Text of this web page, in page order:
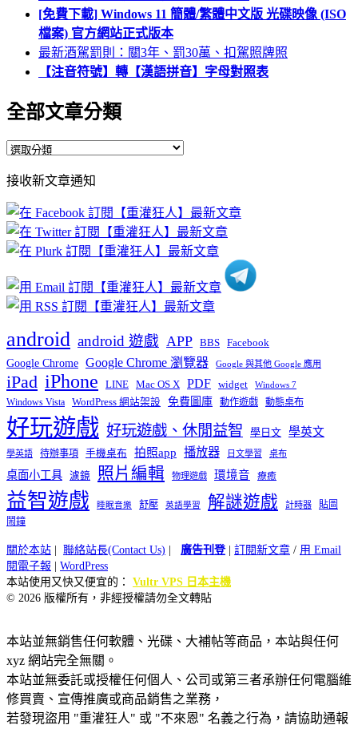
[免費下載] Windows 11 簡體/繁體中文版 光碟映像 (ISO
檔案) 官方網站正式版本
最新酒駕罰則：關3年、罰30萬、扣駕照牌照
【注音符號】轉【漢語拼音】字母對照表
全部文章分類
全
文
章
分
類
接收新文章通知
android android 遊戲 APP BBS Facebook
Google Chrome Google Chrome 瀏覽器 Google 與其他 Google 應用
iPad iPhone LINE Mac OS X PDF widget Windows 7
Windows Vista WordPress 網站架設 免費圖庫 動作遊戲 動態桌布
好玩遊戲 好玩遊戲、休閒益智 學日文 學英文
學英語 待辦事項 手機桌布 拍照app 播放器 日文學習 桌布
桌面小工具 濾鏡 照片編輯 物理遊戲 環境音 療癒
益智遊戲 睡眠音樂 舒壓 英語學習 解謎遊戲 計時器
貼圖
鬧鐘
關於本站 聯絡站長(Contact Us) 廣告刊登| 訂閱新文章 / 用 Email
閱電子報
WordPress
本站使用又快又便宜的： Vultr VPS 日本主機
© 2026 版權所有，非經授權請勿全文轉貼
本站並無銷售任何軟體、光碟、大補帖等商品，本站與任何
xyz 網站完全無關。
本站並無委託或授權任何個人、公司或第三者承辦任何電腦維
修買賣、宣傳推廣或商品銷售之業務，
若發現盜用 "重灌狂人" 或 "不來恩" 名義之行為，請協助通報